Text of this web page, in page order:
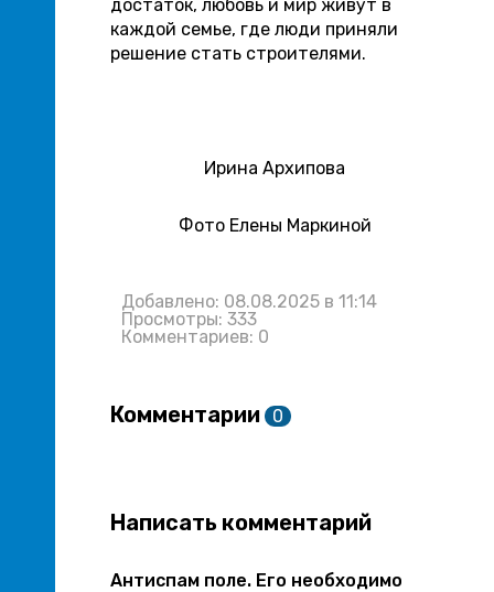
достаток, любовь и мир живут в
каждой семье, где люди приняли
решение стать строителями.
Ирина Архипова
Фото Елены Маркиной
Добавлено: 08.08.2025 в 11:14
Просмотры: 333
Комментариев: 0
Комментарии 0
Написать комментарий
Антиспам поле. Его необходимо